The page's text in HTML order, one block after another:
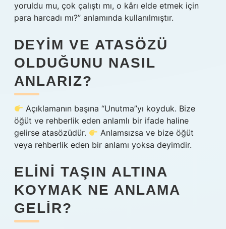
yoruldu mu, çok çalıştı mı, o kârı elde etmek için
para harcadı mı?” anlamında kullanılmıştır.
DEYIM VE ATASÖZÜ
OLDUĞUNU NASIL
ANLARIZ?
Açıklamanın başına “Unutma”yı koyduk. Bize
öğüt ve rehberlik eden anlamlı bir ifade haline
gelirse atasözüdür.
Anlamsızsa ve bize öğüt
veya rehberlik eden bir anlamı yoksa deyimdir.
ELINI TAŞIN ALTINA
KOYMAK NE ANLAMA
GELIR?